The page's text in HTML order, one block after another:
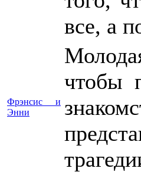
все, а
Фрэнсис и
Энни
чтобы